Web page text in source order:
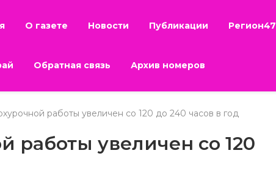
О газете Новости Публикации Регион47
Обратная связь Архив номеров
работы увеличен со 120 до 240 часов в год
работы увеличен со 120